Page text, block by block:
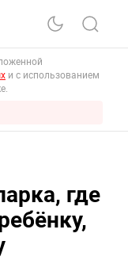
и с использованием
где